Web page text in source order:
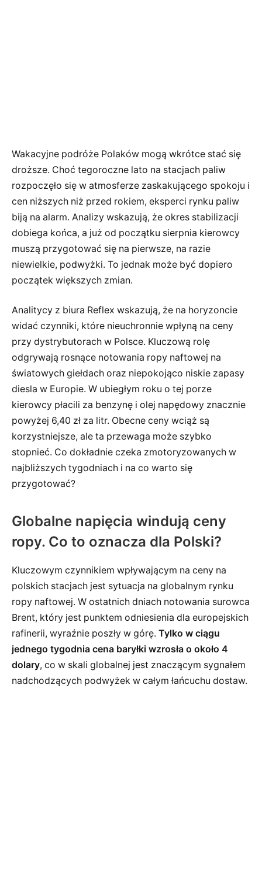
Wakacyjne podróże Polaków mogą wkrótce stać się
droższe. Choć tegoroczne lato na stacjach paliw
rozpoczęło się w atmosferze zaskakującego spokoju i
cen niższych niż przed rokiem, eksperci rynku paliw
biją na alarm. Analizy wskazują, że okres stabilizacji
dobiega końca, a już od początku sierpnia kierowcy
muszą przygotować się na pierwsze, na razie
niewielkie, podwyżki. To jednak może być dopiero
początek większych zmian.
Analitycy z biura Reflex wskazują, że na horyzoncie
widać czynniki, które nieuchronnie wpłyną na ceny
przy dystrybutorach w Polsce. Kluczową rolę
odgrywają rosnące notowania ropy naftowej na
światowych giełdach oraz niepokojąco niskie zapasy
diesla w Europie. W ubiegłym roku o tej porze
kierowcy płacili za benzynę i olej napędowy znacznie
powyżej 6,40 zł za litr. Obecne ceny wciąż są
korzystniejsze, ale ta przewaga może szybko
stopnieć. Co dokładnie czeka zmotoryzowanych w
najbliższych tygodniach i na co warto się
przygotować?
Globalne napięcia windują ceny
ropy. Co to oznacza dla Polski?
Kluczowym czynnikiem wpływającym na ceny na
polskich stacjach jest sytuacja na globalnym rynku
ropy naftowej. W ostatnich dniach notowania surowca
Brent, który jest punktem odniesienia dla europejskich
rafinerii, wyraźnie poszły w górę. Tylko w ciągu
jednego tygodnia cena baryłki wzrosła o około 4
dolary, co w skali globalnej jest znaczącym sygnałem
nadchodzących podwyżek w całym łańcuchu dostaw.